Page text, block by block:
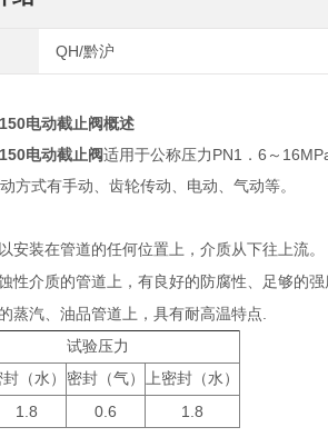
QH/黔沪
电动截止阀概述
电动截止阀适用于公称压力 PN1 ． 6 ～
方式有手动、齿轮传动、电动、气动等。
安装在管道的任何位置上，介质从下往上流。
性介质的管道上，有良好的防腐性、足够的强
蒸汽、油品管道上，具有耐高温特点
试验压力
（水） 密封（气） 上密封（水）
1.8 0.6 1.8